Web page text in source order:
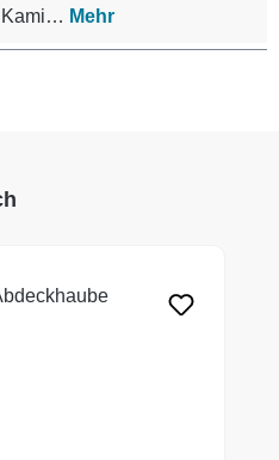
Kami… Mehr